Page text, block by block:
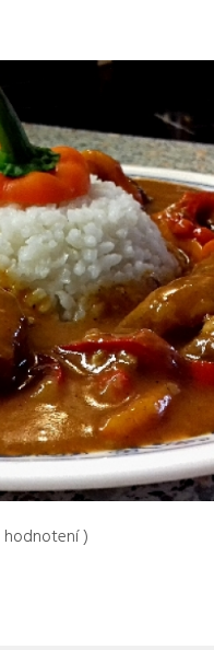
hodnotení )